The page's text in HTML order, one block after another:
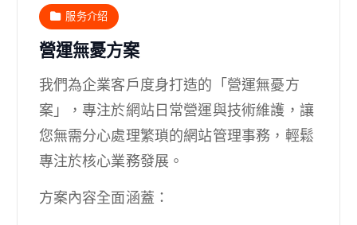
服务介绍
營運無憂方案
我們為企業客戶度身打造的「營運無憂方
案」，專注於網站日常營運與技術維護，讓
您無需分心處理繁瑣的網站管理事務，輕鬆
專注於核心業務發展。
方案內容全面涵蓋：